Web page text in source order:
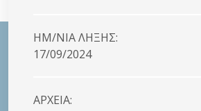
HM/NIA ΛΗΞΗΣ:
17/09/2024
ΑΡΧΕΙΑ: